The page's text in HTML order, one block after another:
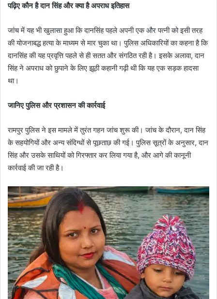
पढ़िए कौन है दान सिंह और क्या है अपराध इतिहास
जांच में यह भी खुलासा हुआ कि दानसिंह पहले अपनी एक और पत्नी को इसी तरह
की योजनाबद्ध हत्या के माध्यम से मार चुका था। पुलिस अधिकारियों का कहना है कि
दानसिंह की यह प्रवृत्ति पहले से ही सतत और संगठित रही है। इसके अलावा, दान
सिंह ने अपराध को छुपाने के लिए झूठी कहानी गढ़ी थी कि यह एक सड़क हादसा
था।
जानिए पुलिस और प्रशासन की कार्रवाई
रामपुर पुलिस ने इस मामले में तुरंत गहन जांच शुरू की। जांच के दौरान, दान सिंह
के सहयोगियों और अन्य संदिग्धों से पूछताछ की गई। पुलिस सूत्रों के अनुसार, दान
सिंह और उसके साथियों को गिरफ्तार कर लिया गया है, और आगे की कानूनी
कार्रवाई की जा रही है।